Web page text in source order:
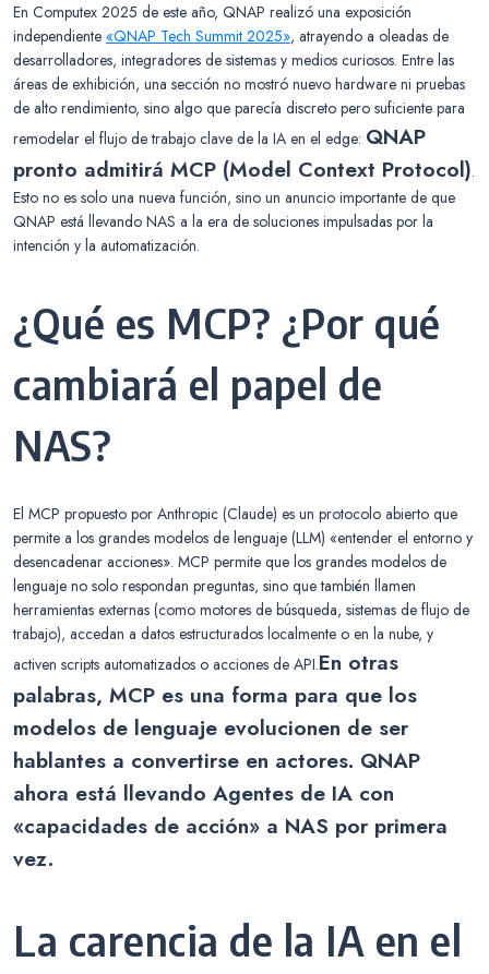
En Computex 2025 de este año, QNAP realizó una exposición
independiente «QNAP Tech Summit 2025», atrayendo a oleadas de
desarrolladores, integradores de sistemas y medios curiosos. Entre las
áreas de exhibición, una sección no mostró nuevo hardware ni pruebas
de alto rendimiento, sino algo que parecía discreto pero suficiente para
remodelar el flujo de trabajo clave de la IA en el edge: QNAP
pronto admitirá MCP (Model Context Protocol).
Esto no es solo una nueva función, sino un anuncio importante de que
QNAP está llevando NAS a la era de soluciones impulsadas por la
intención y la automatización.
¿Qué es MCP? ¿Por qué
cambiará el papel de
NAS?
El MCP propuesto por Anthropic (Claude) es un protocolo abierto que
permite a los grandes modelos de lenguaje (LLM) «entender el entorno y
desencadenar acciones». MCP permite que los grandes modelos de
lenguaje no solo respondan preguntas, sino que también llamen
herramientas externas (como motores de búsqueda, sistemas de flujo de
trabajo), accedan a datos estructurados localmente o en la nube, y
activen scripts automatizados o acciones de API.En otras
palabras, MCP es una forma para que los
modelos de lenguaje evolucionen de ser
hablantes a convertirse en actores. QNAP
ahora está llevando Agentes de IA con
«capacidades de acción» a NAS por primera
vez.
La carencia de la IA en el